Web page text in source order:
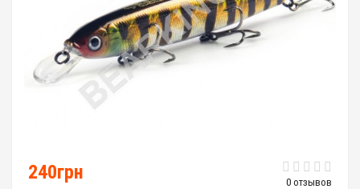
0 отзывов
240грн